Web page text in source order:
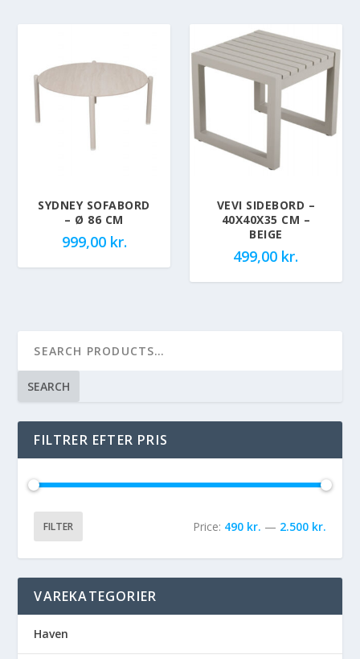
SYDNEY SOFABORD
– Ø 86 CM
999,00 kr.
VEVI SIDEBORD –
40X40X35 CM –
BEIGE
499,00 kr.
SEARCH
FILTRER EFTER PRIS
FILTER Price: 490 kr. — 2.500 kr.
VAREKATEGORIER
Haven